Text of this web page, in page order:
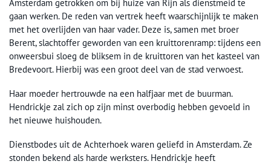
Amsterdam getrokken om bij huize van Rijn als dienstmeid te
gaan werken. De reden van vertrek heeft waarschijnlijk te maken
met het overlijden van haar vader. Deze is, samen met broer
Berent, slachtoffer geworden van een kruittorenramp: tijdens een
onweersbui sloeg de bliksem in de kruittoren van het kasteel van
Bredevoort. Hierbij was een groot deel van de stad verwoest.
Haar moeder hertrouwde na een halfjaar met de buurman.
Hendrickje zal zich op zijn minst overbodig hebben gevoeld in
het nieuwe huishouden.
Dienstbodes uit de Achterhoek waren geliefd in Amsterdam. Ze
stonden bekend als harde werksters. Hendrickje heeft